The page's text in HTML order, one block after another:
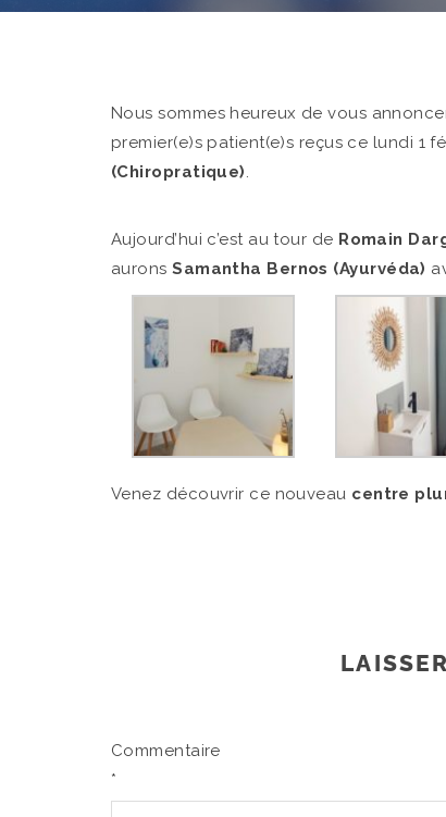
Nous sommes heureux de vous annoncer
premier(e)s patient(e)s reçus ce lundi 1
(Chiropratique).
Aujourd’hui c’est au tour de Romain
auronsSamantha Bernos (Ayurvéda)
Venez découvrir ce nouveau centre
Commentaire
*